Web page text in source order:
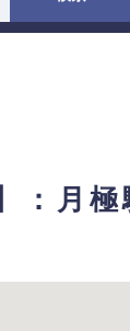
：月極